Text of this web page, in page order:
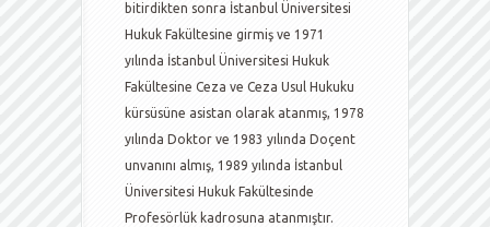
bitirdikten sonra İstanbul Üniversitesi
Hukuk Fakültesine girmiş ve 1971
yılında İstanbul Üniversitesi Hukuk
Fakültesine Ceza ve Ceza Usul Hukuku
kürsüsüne asistan olarak atanmış, 1978
yılında Doktor ve 1983 yılında Doçent
unvanını almış, 1989 yılında İstanbul
Üniversitesi Hukuk Fakültesinde
Profesörlük kadrosuna atanmıştır.